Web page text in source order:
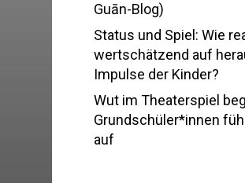
Guān-Blog)
Status und Spiel: Wie
wertschätzend auf
Impulse der Kinder?
Wut im Theaterspiel
Grundschüler*innen
auf